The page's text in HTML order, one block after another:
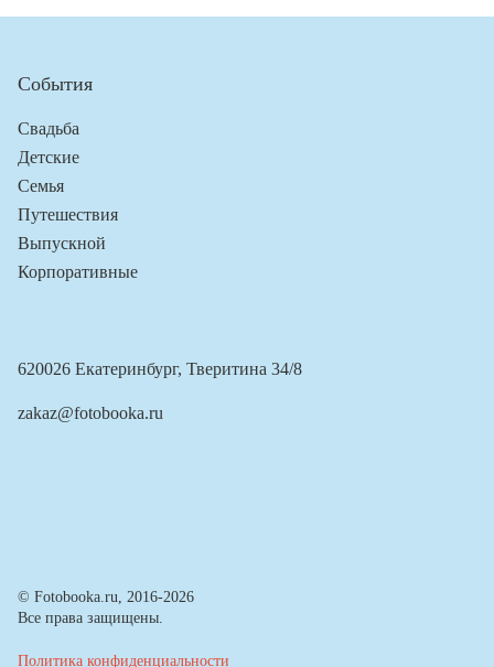
События
Свадьба
Детские
Семья
Путешествия
Выпускной
Корпоративные
620026 Екатеринбург, Тверитина 34/8
zakaz@fotobooka.ru
© Fotobooka.ru, 2016-2026
Все права защищены.
Политика конфиденциальности